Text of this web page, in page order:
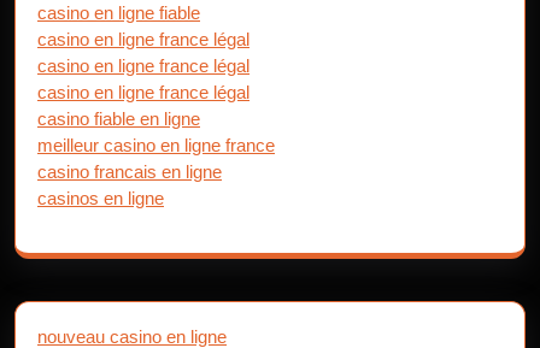
casino en ligne fiable
casino en ligne france légal
casino en ligne france légal
casino en ligne france légal
casino fiable en ligne
meilleur casino en ligne france
casino francais en ligne
casinos en ligne
nouveau casino en ligne